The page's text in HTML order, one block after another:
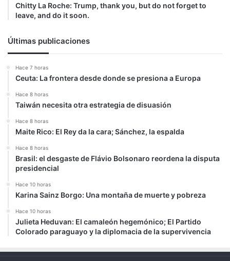
Chitty La Roche: Trump, thank you, but do not forget to
leave, and do it soon.
Últimas publicaciones
Hace 7 horas
Ceuta: La frontera desde donde se presiona a Europa
Hace 8 horas
Taiwán necesita otra estrategia de disuasión
Hace 8 horas
Maite Rico: El Rey da la cara; Sánchez, la espalda
Hace 8 horas
Brasil: el desgaste de Flávio Bolsonaro reordena la disputa
presidencial
Hace 10 horas
Karina Sainz Borgo: Una montaña de muerte y pobreza
Hace 10 horas
Julieta Heduvan: El camaleón hegemónico; El Partido
Colorado paraguayo y la diplomacia de la supervivencia